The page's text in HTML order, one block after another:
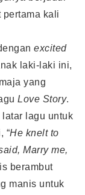
kali
excited
laki-laki ini,
yang
Love Story.
lagu untuk
“He knelt to
Marry me,
berambut
manis untuk